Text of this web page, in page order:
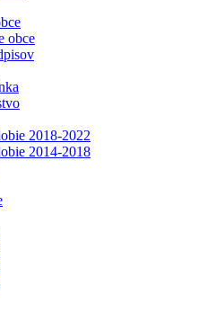
obce
2018-2022
2014-2018